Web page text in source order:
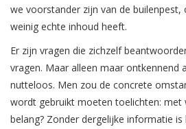
we voorstander zijn van de
weinig echte inhoud heeft.
Er zijn vragen die zichzelf
vragen. Maar alleen maar ontkennend
nutteloos. Men zou de concrete
wordt gebruikt moeten toelichten: met
belang? Zonder dergelijke informatie